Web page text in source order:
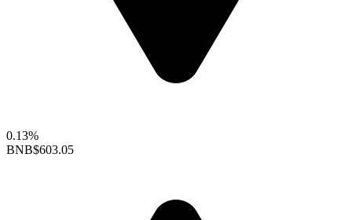
0.13%
BNB$603.05